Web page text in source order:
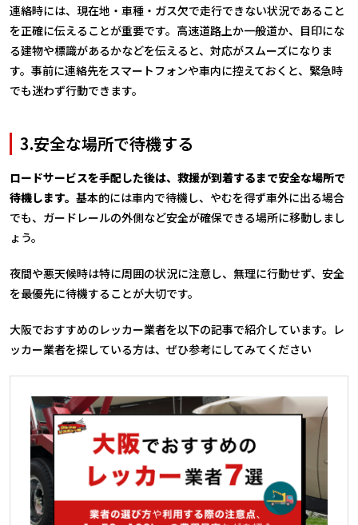
連絡時には、現在地・車種・ガス欠で走行できない状況であること
を正確に伝えることが重要です。高速道路上か一般道か、目印にな
る建物や標識があるかなどを伝えると、対応がスムーズになりま
す。事前に連絡先をスマートフォンや車内に控えておくと、緊急時
でも迷わず行動できます。
3.安全な場所で待機する
ロードサービスを手配した後は、救援が到着するまで安全な場所で
待機します。 基本的には車内で待機し、やむを得ず車外に出る場合
でも、ガードレールの外側など安全が確保できる場所に移動しまし
ょう。
夜間や悪天候時は特に周囲の状況に注意し、無理に行動せず、安全
を最優先に待機することが大切です。
大阪でおすすめのレッカー業者を以下の記事で紹介しています。レ
ッカー業者を探している方は、ぜひ参考にしてみてください